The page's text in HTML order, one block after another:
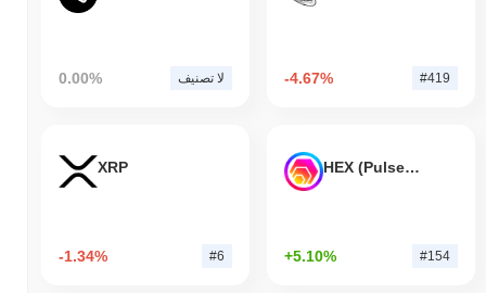
0.00% لا تصنيف -4.67% #419
XRP
-1.34% #6
HEX (Pulsechain)
+5.10% #154